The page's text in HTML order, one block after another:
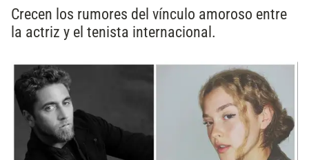
Crecen los rumores del vínculo amoroso entre
la actriz y el tenista internacional.